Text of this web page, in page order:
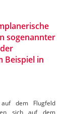
sogenannter
Beispiel in
dem Flugfeld
sich auf dem